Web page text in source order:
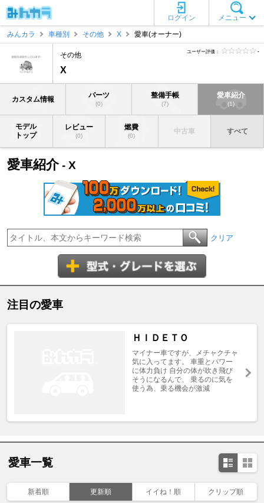
メニュー
ログイン
みんカラ
車種別 その他 X 愛車(オーナー)
その他
X
ユーザー評価： -
カスタム情報 パーツ
(0)
整備手帳
(7)
愛車紹介
(1)
モデル
トップ
レビュー
(0)
燃費
(0)
中古車 すべて
愛車紹介- X
クリア
注目の愛車
ＨＩＤＥＴＯ
マイナー車ですが、メチャクチャ
気に入ってます。 車重とパワー
に体力負け 自分の体が吹き飛び
そうになるんで、 乗るのに気を
使う為、乗る機会が激減
愛車一覧
新着順 更新順 イイね！順 クリップ順